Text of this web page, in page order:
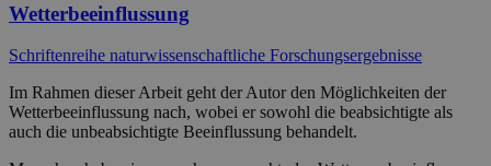
Wetterbeeinflussung
Schriftenreihe naturwissenschaftliche Forschungsergebnisse
Im Rahmen dieser Arbeit geht der Autor den Möglichkeiten der
Wetterbeeinflussung nach, wobei er sowohl die beabsichtigte als
auch die unbeabsichtigte Beeinflussung behandelt.